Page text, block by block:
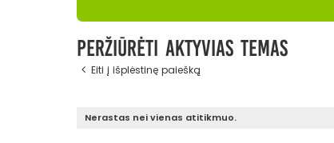
Peržiūrėti aktyvias temas
Eiti į išplėstinę paiešką
Nerastas nei vienas atitikmuo.